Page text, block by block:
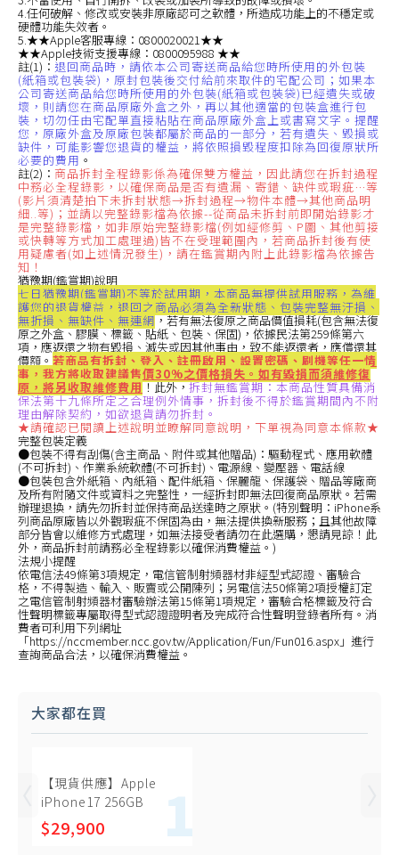
4.任何破解、修改或安裝非原廠認可之軟體，所造成功能上的不穩定或
硬體功能失效者。
5.★★Apple客服專線：0800020021★★
★★Apple技術支援專線：0800095988 ★★
註(1)： 退回商品時，請依本公司寄送商品給您時所使用的外包裝
(紙箱或包裝袋)，原封包裝後交付給前來取件的宅配公司；如果本
公司寄送商品給您時所使用的外包裝(紙箱或包裝袋)已經遺失或破
壞，則請您在商品原廠外盒之外，再以其他適當的包裝盒進行包
裝，切勿任由宅配單直接粘貼在商品原廠外盒上或書寫文字。提醒
您，原廠外盒及原廠包裝都屬於商品的一部分，若有遺失、毀損或
缺件，可能影響您退貨的權益，將依照損毀程度扣除為回復原狀所
必要的費用 。
註(2)： 商品拆封全程錄影係為確保雙方權益，因此請您在拆封過程
中務必全程錄影，以確保商品是否有遺漏、寄錯、缺件或瑕疵…等
(影片須清楚拍下未拆封狀態→拆封過程→物件本體→其他商品明
細..等)；並請以完整錄影檔為依據--從商品未拆封前即開始錄影才
是完整錄影檔，如非原始完整錄影檔(例如經修剪、P圖、其他剪接
或快轉等方式加工處理過)皆不在受理範圍內，若商品拆封後有使
用疑慮者(如上述情況發生)，請在鑑賞期內附上此錄影檔為依據告
知！
猶豫期(鑑賞期)說明
七日猶豫期(鑑賞期)不等於試用期，本商品無提供試用服務，為維
護您的退貨權益，退回之商品必須為全新狀態、包裝完整無汙損、
無折損、無缺件、無連網，若有無法復原之商品價值損耗(包含無法復
原之外盒、膠膜、標籤、貼紙、包裝、保固)，依據民法第259條第六
項，應返還之物有毀損、滅失或因其他事由，致不能返還者，應償還其
價額。 若商品有拆封、登入、註冊啟用、設置密碼、刷機等任一情
事，我方將收取建議售價30%之價格損失。如有毀損而須維修復
原，將另收取維修費用！此外，拆封無鑑賞期：本商品性質具備消
保法第十九條所定之合理例外情事，拆封後不得於鑑賞期間內不附
理由解除契約，如欲退貨請勿拆封。
★請確認已閱讀上述說明並瞭解同意說明，下單視為同意本條款★
完整包裝定義
●包裝不得有刮傷(含主商品、附件或其他贈品)：驅動程式、應用軟體
(不可拆封)、作業系統軟體(不可拆封)、電源線、變壓器、電話線
●包裝包含外紙箱、內紙箱、配件紙箱、保麗龍、保護袋、贈品等廠商
及所有附隨文件或資料之完整性，一經拆封即無法回復商品原狀。若需
辦理退換，請先勿拆封並保持商品送達時之原狀。(特別聲明：iPhone系
列商品原廠皆以外觀瑕疵不保固為由，無法提供換新服務；且其他故障
部分皆會以維修方式處理，如無法接受者請勿在此選購，懇請見諒！此
外，商品拆封前請務必全程錄影以確保消費權益。)
法規小提醒
依電信法49條第3項規定，電信管制射頻器材非經型式認證、審驗合
格，不得製造、輸入、販賣或公開陳列；另電信法50條第2項授權訂定
之電信管制射頻器材審驗辦法第15條第1項規定，審驗合格標籤及符合
性聲明標籤專屬取得型式認證證明者及完成符合性聲明登錄者所有。消
費者可利用下列網址
「https://nccmember.ncc.gov.tw/Application/Fun/Fun016.aspx」進行
查詢商品合法，以確保消費權益。
大家都在買
【現貨供應】Apple
iPhone17 256GB
$29,900